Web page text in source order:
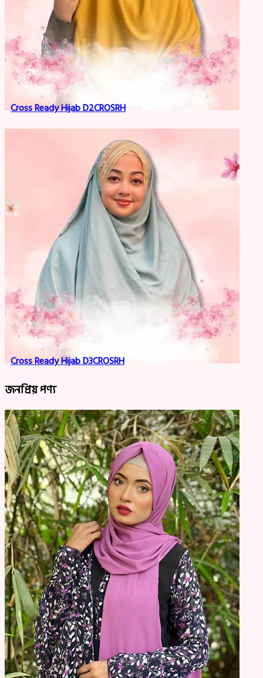
Cross Ready Hijab D2CROSRH
Cross Ready Hijab D3CROSRH
জনপ্রিয় পণ্য